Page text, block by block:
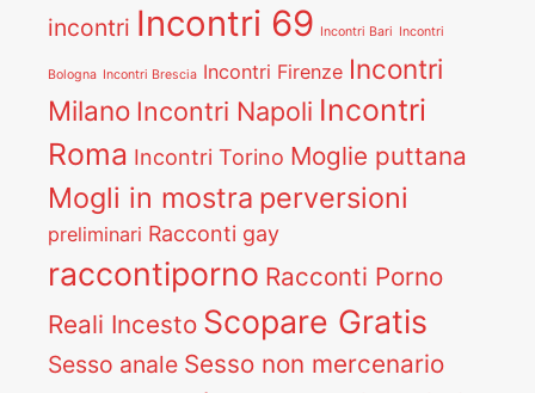
incontri Incontri 69 Incontri Bari Incontri
Bologna Incontri Brescia Incontri Firenze Incontri
Milano Incontri Napoli Incontri
Roma Incontri Torino Moglie puttana
Mogli in mostra perversioni
preliminari Racconti gay
raccontiporno Racconti Porno
Reali Incesto Scopare Gratis
Sesso anale Sesso non mercenario